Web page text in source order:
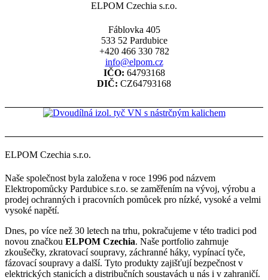
ELPOM Czechia s.r.o.
Fáblovka 405
533 52 Pardubice
+420 466 330 782
info@elpom.cz
IČO: 64793168
DIČ: CZ64793168
ELPOM Czechia s.r.o.
Naše společnost byla založena v roce 1996 pod názvem
Elektropomůcky Pardubice s.r.o. se zaměřením na vývoj, výrobu a
prodej ochranných i pracovních pomůcek pro nízké, vysoké a velmi
vysoké napětí.
Dnes, po více než 30 letech na trhu, pokračujeme v této tradici pod
novou značkou ELPOM Czechia. Naše portfolio zahrnuje
zkoušečky, zkratovací soupravy, záchranné háky, vypínací tyče,
fázovací soupravy a další. Tyto produkty zajišťují bezpečnost v
elektrických stanicích a distribučních soustavách u nás i v zahraničí.